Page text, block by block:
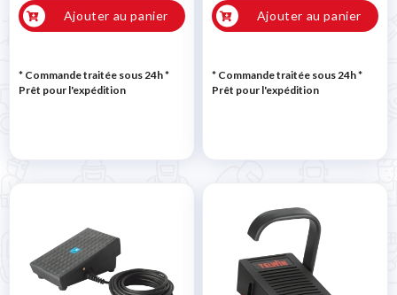
Ajouter au panier
* Commande traitée sous 24h*
Prêt pour l'expédition
Ajouter au panier
* Commande traitée sous 24h*
Prêt pour l'expédition